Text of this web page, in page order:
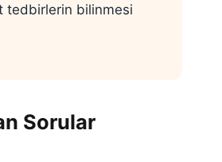
tedbirlerin bilinmesi
Sorular